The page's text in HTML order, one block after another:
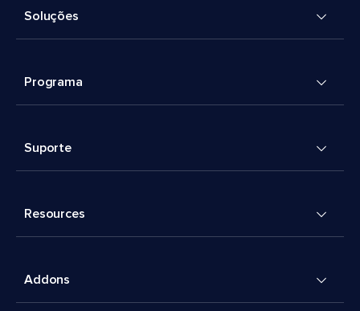
Soluções
Programa
Suporte
Resources
Addons